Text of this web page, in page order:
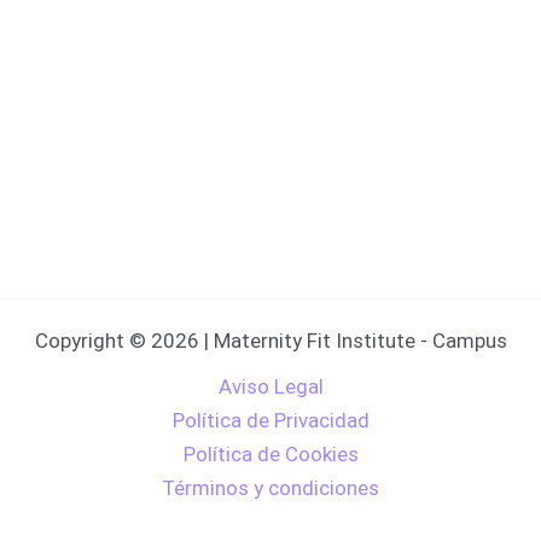
Copyright © 2026 | Maternity Fit Institute - Campus
Aviso Legal
Política de Privacidad
Política de Cookies
Términos y condiciones